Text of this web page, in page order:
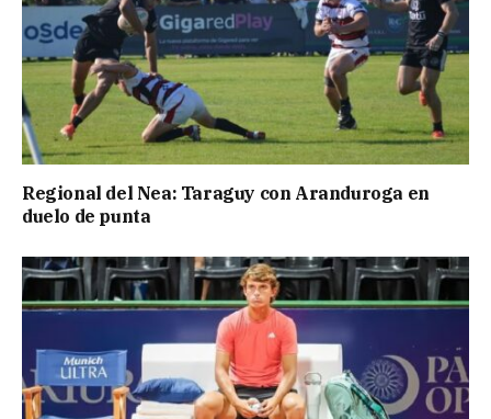
Regional del Nea: Taraguy con Aranduroga en
duelo de punta